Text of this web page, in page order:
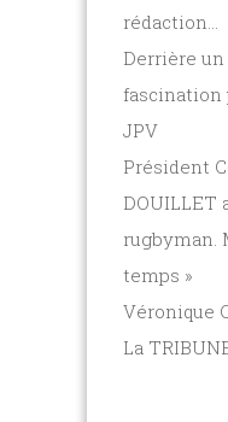
rédaction...
Derrière
fascination
JPV
Président
rugbyman.
temps »
Véronique
La